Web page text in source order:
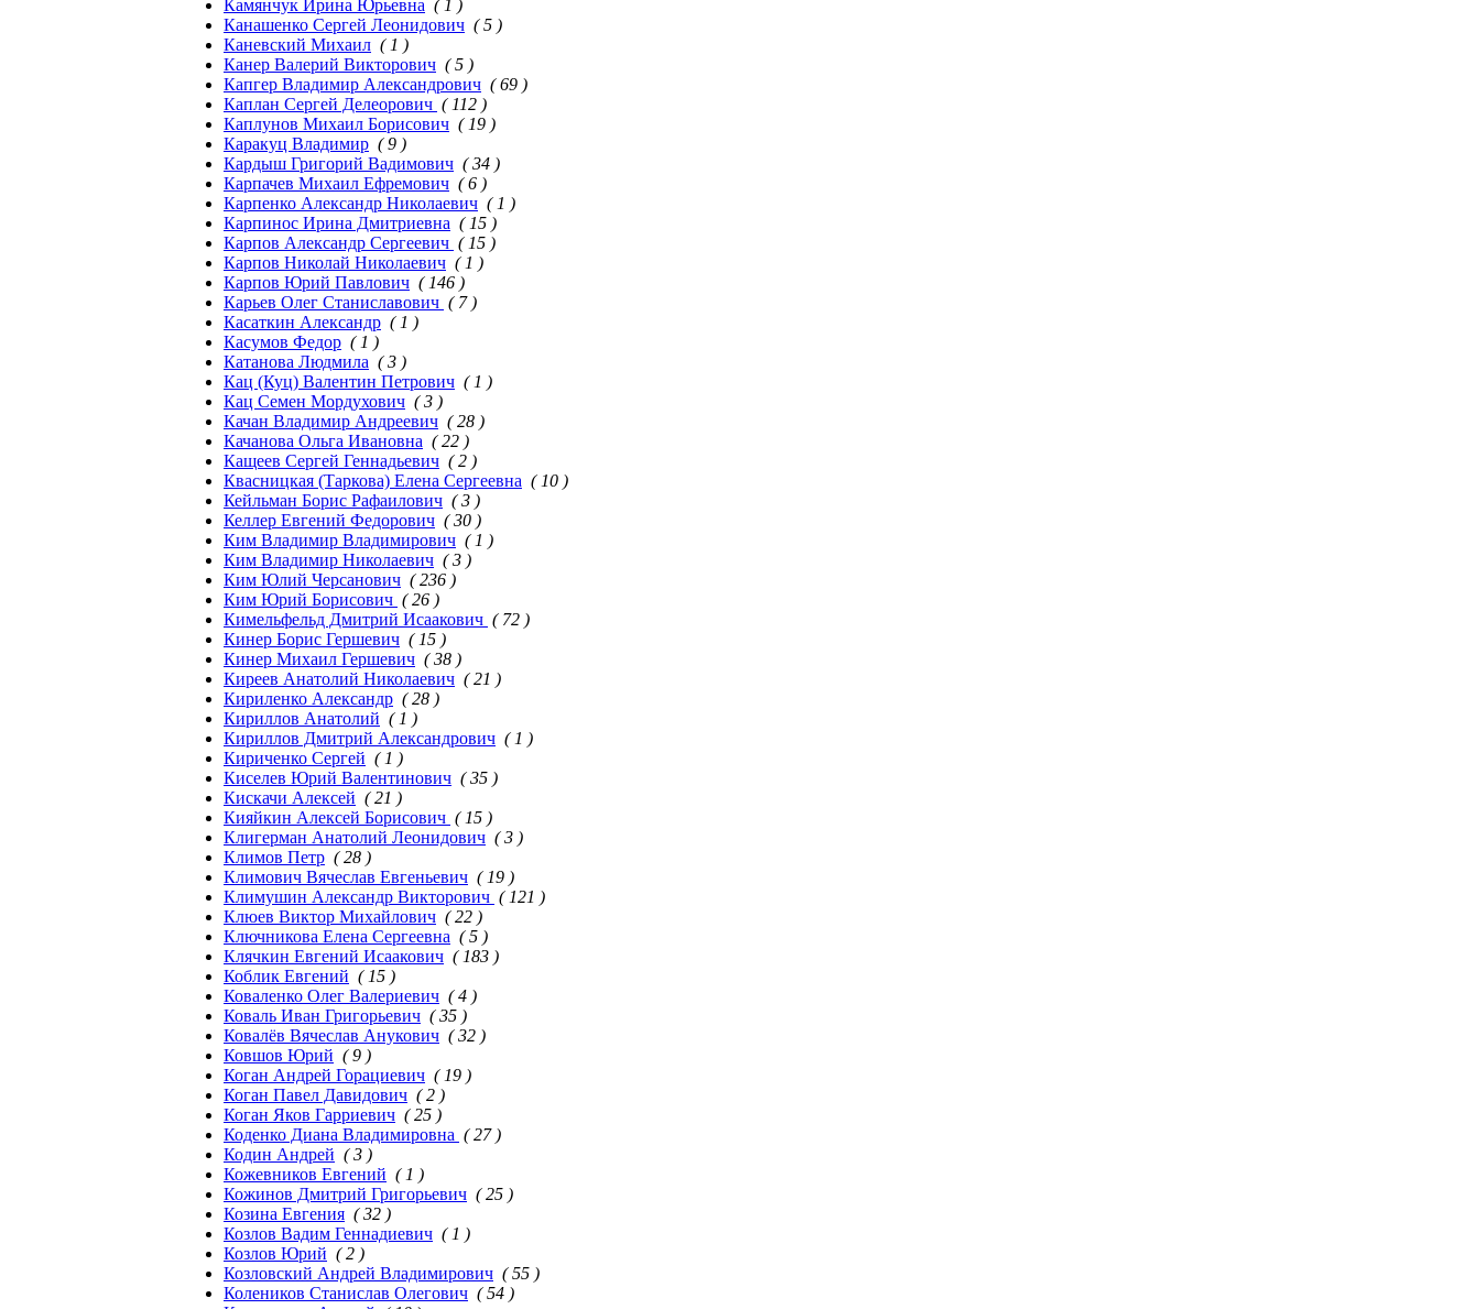
Камянчук Ирина Юрьевна ( 1 )
Канашенко Сергей Леонидович ( 5 )
Каневский Михаил ( 1 )
Канер Валерий Викторович ( 5 )
Капгер Владимир Александрович ( 69 )
Каплан Сергей Делеорович ( 112 )
Каплунов Михаил Борисович ( 19 )
Каракуц Владимир ( 9 )
Кардыш Григорий Вадимович ( 34 )
Карпачев Михаил Ефремович ( 6 )
Карпенко Александр Николаевич ( 1 )
Карпинос Ирина Дмитриевна ( 15 )
Карпов Александр Сергеевич ( 15 )
Карпов Николай Николаевич ( 1 )
Карпов Юрий Павлович ( 146 )
Карьев Олег Станиславович ( 7 )
Касаткин Александр ( 1 )
Касумов Федор ( 1 )
Катанова Людмила ( 3 )
Кац (Куц) Валентин Петрович ( 1 )
Кац Семен Мордухович ( 3 )
Качан Владимир Андреевич ( 28 )
Качанова Ольга Ивановна ( 22 )
Кащеев Сергей Геннадьевич ( 2 )
Квасницкая (Таркова) Елена Сергеевна ( 10 )
Кейльман Борис Рафаилович ( 3 )
Келлер Евгений Федорович ( 30 )
Ким Владимир Владимирович ( 1 )
Ким Владимир Николаевич ( 3 )
Ким Юлий Черсанович ( 236 )
Ким Юрий Борисович ( 26 )
Кимельфельд Дмитрий Исаакович ( 72 )
Кинер Борис Гершевич ( 15 )
Кинер Михаил Гершевич ( 38 )
Киреев Анатолий Николаевич ( 21 )
Кириленко Александр ( 28 )
Кириллов Анатолий ( 1 )
Кириллов Дмитрий Александрович ( 1 )
Кириченко Сергей ( 1 )
Киселев Юрий Валентинович ( 35 )
Кискачи Алексей ( 21 )
Кияйкин Алексей Борисович ( 15 )
Клигерман Анатолий Леонидович ( 3 )
Климов Петр ( 28 )
Климович Вячеслав Евгеньевич ( 19 )
Климушин Александр Викторович ( 121 )
Клюев Виктор Михайлович ( 22 )
Ключникова Елена Сергеевна ( 5 )
Клячкин Евгений Исаакович ( 183 )
Коблик Евгений ( 15 )
Коваленко Олег Валериевич ( 4 )
Коваль Иван Григорьевич ( 35 )
Ковалёв Вячеслав Анукович ( 32 )
Ковшов Юрий ( 9 )
Коган Андрей Горациевич ( 19 )
Коган Павел Давидович ( 2 )
Коган Яков Гарриевич ( 25 )
Коденко Диана Владимировна ( 27 )
Кодин Андрей ( 3 )
Кожевников Евгений ( 1 )
Кожинов Дмитрий Григорьевич ( 25 )
Козина Евгения ( 32 )
Козлов Вадим Геннадиевич ( 1 )
Козлов Юрий ( 2 )
Козловский Андрей Владимирович ( 55 )
Колеников Станислав Олегович ( 54 )